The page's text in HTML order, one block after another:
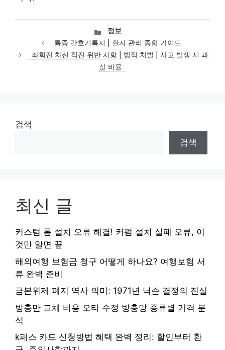
카
테
고
리
정보
통증 간호기록지 | 환자 관리 종합 가이드
좌회전 차선 직진 위반 사항 | 법적 처벌 | 사고 발생 시 과
실 비율
검색
검색
최신 글
커스텀 롬 설치 오류 해결! 커펌 설치 실패 오류, 이
것만 알면 끝
해외여행 보험금 청구 어떻게 하나요? 여행보험 서
류 완벽 준비
금본위제 폐지 역사 의미: 1971년 닉슨 결정의 진실
방충만 교체 비용 오타 수정 방충망 종류별 가격 분
석
k패스 카드 신청방법 혜택 완벽 정리: 할인부터 환